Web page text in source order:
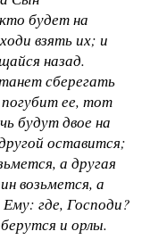
будет на
взять их; и
назад.
сберегать
ее, тот
будут двое на
оставится;
а другая
возьмется, а
где, Господи?
и орлы.